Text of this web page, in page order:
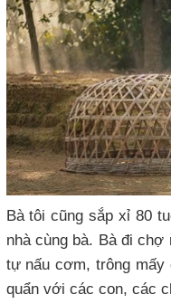
Bà tôi cũng sắp xỉ 80
nhà cùng bà. Bà đi
tự nấu cơm, trông mấy
quẩn với các con, các